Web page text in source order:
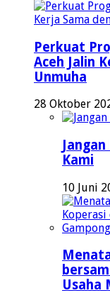
Perkuat
Aceh Jalin
Unmuha
28 Oktober
Kami
10 Juni
Usaha